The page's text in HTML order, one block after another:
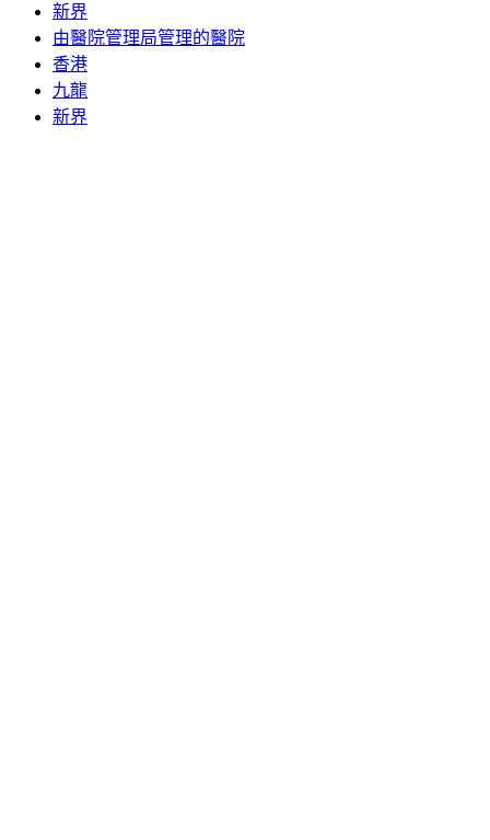
新界
由醫院管理局管理的醫院
香港
九龍
新界